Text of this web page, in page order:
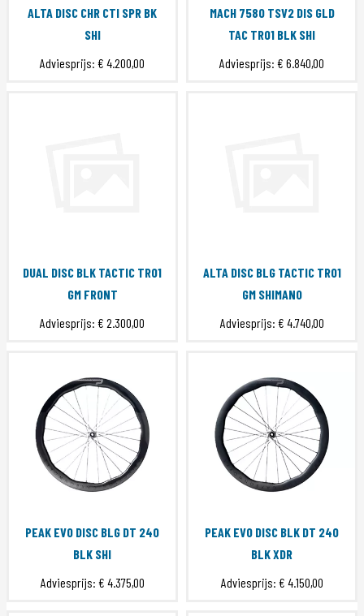
ALTA DISC CHR CTI SPR BK
SHI
Adviesprijs: € 4.200,00
MACH 7580 TSV2 DIS GLD
TAC TR01 BLK SHI
Adviesprijs: € 6.840,00
DUAL DISC BLK TACTIC TR01
GM FRONT
Adviesprijs: € 2.300,00
ALTA DISC BLG TACTIC TR01
GM SHIMANO
Adviesprijs: € 4.740,00
PEAK EVO DISC BLG DT 240
BLK SHI
Adviesprijs: € 4.375,00
PEAK EVO DISC BLK DT 240
BLK XDR
Adviesprijs: € 4.150,00